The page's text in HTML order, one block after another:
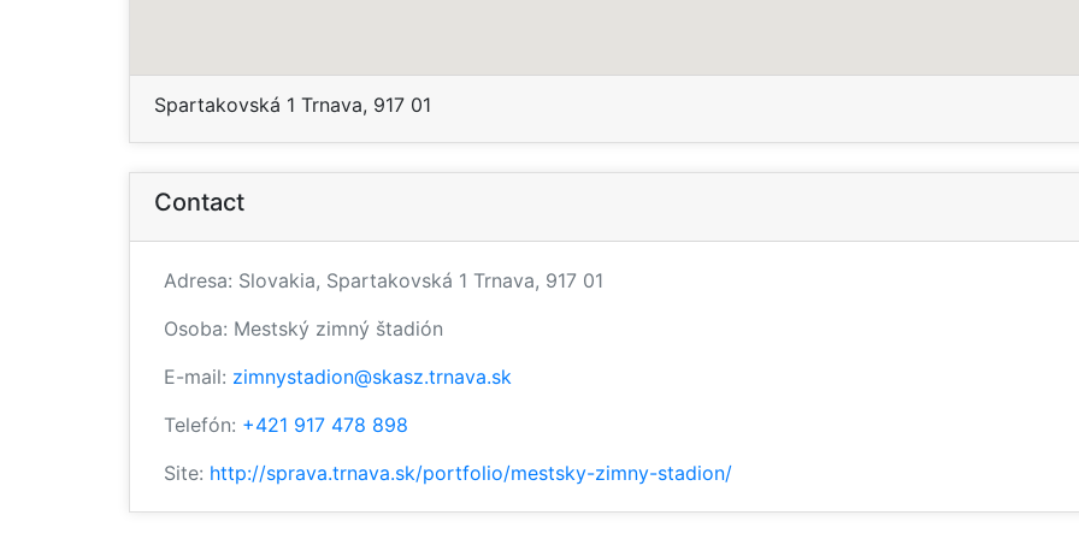
Spartakovská 1 Trnava, 917 01
Contact
Adresa: Slovakia, Spartakovská 1 Trnava, 917 01
Osoba: Mestský zimný štadión
E-mail: zimnystadion@skasz.trnava.sk
Telefón: +421 917 478 898
Site: http://sprava.trnava.sk/portfolio/mestsky-zimny-stadion/